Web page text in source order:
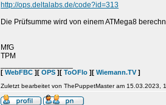
http://ops.deltalabs.de/code?id=313
Die Prüfsumme wird von einem ATMega8
MfG
TPM
[ WebFBC ][ OPS ][ ToOFlo ][ Wiemann.TV]
Zuletzt bearbeitet von ThePuppetMaster am 15.03.2023,